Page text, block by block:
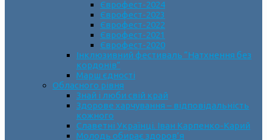
Єврофест-2024
Єврофест-2023
Єврофест-2022
Єврофест-2021
Єврофест-2020
Інклюзивний фестиваль “Натхнення без
кордонів”
Марш єдності
Обласного рівня
Знай і люби свій край
Здорове харчування – відповідальність
кожного
Славетні Українці. Іван Карпенко-Карий
Молодь обирає здоров’я